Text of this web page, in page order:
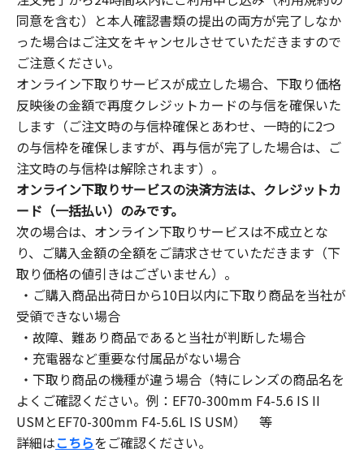
同意を含む）と本人確認書類の提出の両方が完了しなか
った場合はご注文をキャンセルさせていただきますので
ご注意ください。
オンライン下取りサービスが成立した場合、下取り価格
反映後の金額で再度クレジットカードの与信を確保いた
します（ご注文時の与信枠確保とあわせ、一時的に2つ
の与信枠を確保しますが、再与信が完了した場合は、ご
注文時の与信枠は解除されます）。
オンライン下取りサービスの決済方法は、クレジットカ
ード（一括払い）のみです。
次の場合は、オンライン下取りサービスは不成立とな
り、ご購入金額の全額をご請求させていただきます（下
取り価格の値引きはございません）。
・ご購入商品出荷日から10日以内に下取り商品を当社が
受領できない場合
・故障、難あり商品であると当社が判断した場合
・充電器など重要な付属品がない場合
・下取り商品の機種が違う場合（特にレンズの商品名を
よくご確認ください。例：EF70-300mm F4-5.6 IS II
USMとEF70-300mm F4-5.6L IS USM） 等
詳細はこちらをご確認ください。